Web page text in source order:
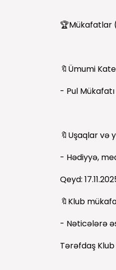
🏆Mükafatlar
🔖Ümumi
- Pul
🔖Uşaqlar və
- Hədiyyə,
Qeyd:
🔖Klub
- Nəticələrə
Tərəfdaş Klub